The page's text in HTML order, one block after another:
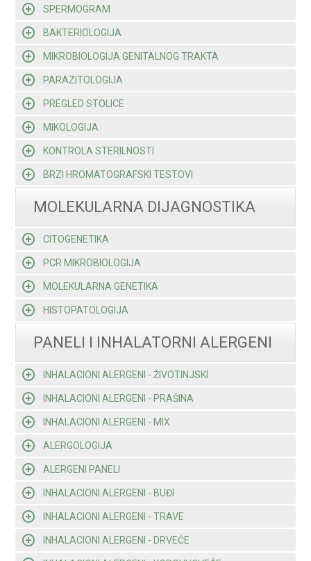
SPERMOGRAM
BAKTERIOLOGIJA
MIKROBIOLOGIJA GENITALNOG TRAKTA
PARAZITOLOGIJA
PREGLED STOLICE
MIKOLOGIJA
KONTROLA STERILNOSTI
BRZI HROMATOGRAFSKI TESTOVI
MOLEKULARNA DIJAGNOSTIKA
CITOGENETIKA
PCR MIKROBIOLOGIJA
MOLEKULARNA GENETIKA
HISTOPATOLOGIJA
PANELI I INHALATORNI ALERGENI
INHALACIONI ALERGENI - ŽIVOTINJSKI
INHALACIONI ALERGENI - PRAŠINA
INHALACIONI ALERGENI - MIX
ALERGOLOGIJA
ALERGENI PANELI
INHALACIONI ALERGENI - BUĐI
INHALACIONI ALERGENI - TRAVE
INHALACIONI ALERGENI - DRVEĆE